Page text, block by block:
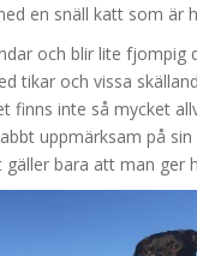
en snäll katt som är
och blir lite fjompig
tikar och vissa
finns inte så mycket
uppmärksam på
bara att man ger